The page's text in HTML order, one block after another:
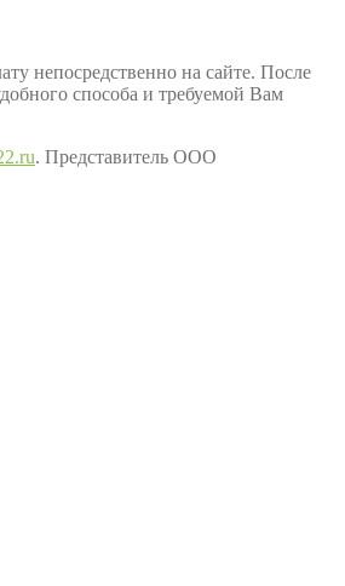
непосредственно на сайте. После
способа и требуемой Вам
. Представитель ООО